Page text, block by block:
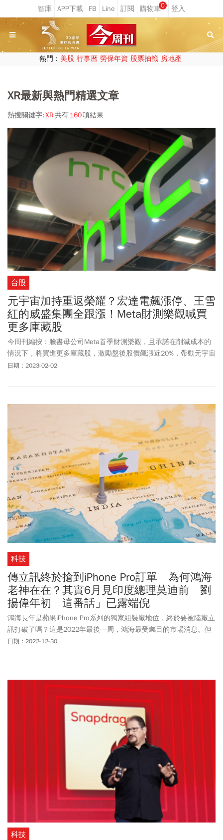
0
熱門： 美股 行事曆 勞保年資 股票抽籤 房地產
XR最新與熱門精選文章
熱搜關鍵字:XR共有160項結果
台股
元宇宙加持重返榮耀？宏達電飆漲停、王雪
紅的威盛集團全跟漲！Meta財測樂觀喊買
更多庫藏股
今周刊編按：臉書母公司Meta首季財測樂觀，且承諾在削減成本的
情況下，將買進更多庫藏股，激勵盤後股價飆漲近20%，帶動元宇宙
概念股重聚人氣。台股周四(2/2)一開盤宏達電(2498)強漲，以64元
盤中漲幅4.8%，最後大漲12.5元，收在220.5元，漲幅6.01%。宏達
電股價爆噴也在PTT引發熱議，「紅茶(指宏達電)沸騰了！」、「宏
達電不知漲什麼 meta可以這麼厲害？」、「紅茶今天怎這麼
紅？」、「紅茶真的重返榮耀」、「元宇宙今天想幹嘛？」、「元
宇宙狂噴」、「今天終於可以元宇宙特輯啦！」
日期：2023-02-02
科技
傳立訊終於搶到iPhone Pro訂單 為何鴻海
老神在在？其實6月見印度總理莫迪前 劉
揚偉年初「這番話」已露端倪
鴻海長年是蘋果iPhone Pro系列的獨家組裝廠地位，終於要被陸廠立
訊打破了嗎？這是2022年最後一周，鴻海最受矚目的市場消息。但
在鴻海眼中，隨著大客戶蘋果持續將供應鏈分散至中國以外，而且
中國以外的國家建立一定產能，如今已不無疑問。同樣重要的是，
在印度政府、蘋果及鴻海的三方各自推動下，未來十年印度組裝
iPhone產能與中國之間的差距，可望快速拉近，2025年印度就可能
達到全球iPhone組裝佔比的兩成，長期甚至超過40%。換句話說，
隨著未來鴻海在印度的iPhone產能大增，憑藉在印度加上中國的產
能總和，將使任何打入iPhone組裝陸廠的產能佔比更小。
日期：2022-12-30
科技